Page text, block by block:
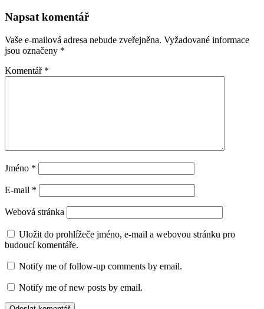
Napsat komentář
Vaše e-mailová adresa nebude zveřejněna. Vyžadované informace
jsou označeny *
Komentář *
Jméno *
E-mail *
Webová stránka
Uložit do prohlížeče jméno, e-mail a webovou stránku pro
budoucí komentáře.
Notify me of follow-up comments by email.
Notify me of new posts by email.